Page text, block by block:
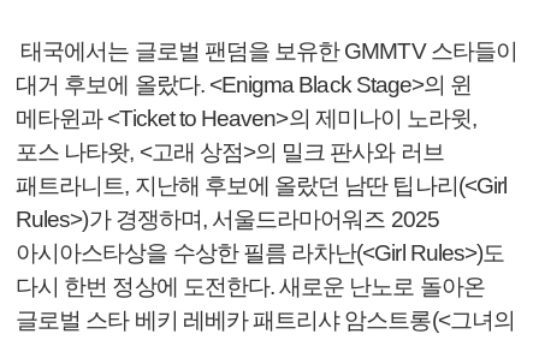
태국에서는 글로벌 팬덤을 보유한 GMMTV 스타들이
대거 후보에 올랐다. <Enigma Black Stage>의 윈
메타윈과 <Ticket to Heaven>의 제미나이 노라윗,
포스 나타왓, <고래 상점>의 밀크 판사와 러브
패트라니트, 지난해 후보에 올랐던 남딴 팁나리(<Girl
Rules>)가 경쟁하며, 서울드라마어워즈 2025
아시아스타상을 수상한 필름 라차난(<Girl Rules>)도
다시 한번 정상에 도전한다. 새로운 난노로 돌아온
글로벌 스타 베키 레베카 패트리샤 암스트롱(<그녀의